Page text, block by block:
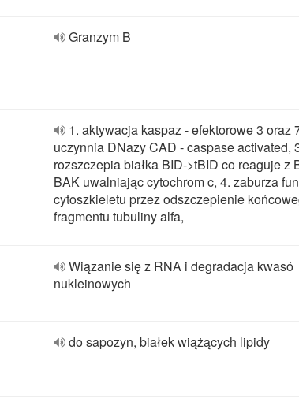
Granzym B
1. aktywacja kaspaz - efektorowe 3 oraz
uczynnia DNazy CAD - caspase activated,
rozszczepia białka BID->tBID co reaguje z
BAK uwalniając cytochrom c, 4. zaburza
cytoszkieletu przez odszczepienie
fragmentu tubuliny alfa,
Wiązanie się z RNA i degradacja kwasó
nukleinowych
do sapozyn, białek wiążących lipidy